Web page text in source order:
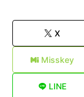
X
Misskey
LINE